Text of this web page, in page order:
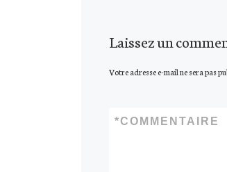
Laissez un
Votre adresse e-mail ne sera pas
COMMENTAIRE
*